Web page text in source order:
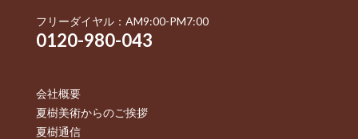
フリーダイヤル：AM9:00-PM7:00
0120-980-043
会社概要
夏樹美術からのご挨拶
夏樹通信